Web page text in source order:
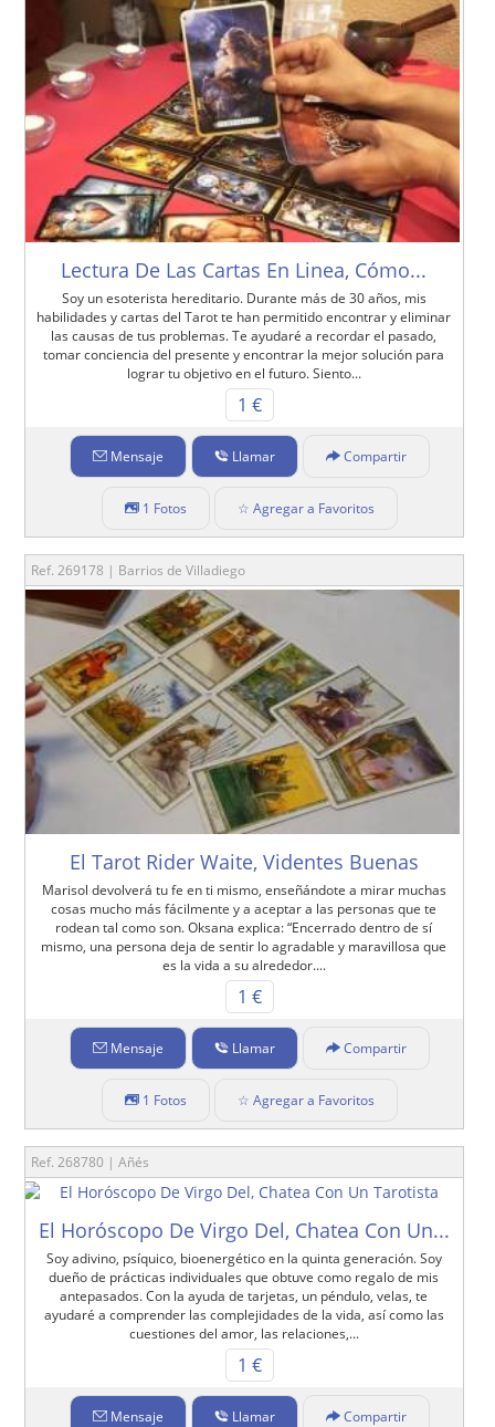
Lectura De Las Cartas En Linea, Cómo...
Soy un esoterista hereditario. Durante más de 30 años, mis
habilidades y cartas del Tarot te han permitido encontrar y eliminar
las causas de tus problemas. Te ayudaré a recordar el pasado,
tomar conciencia del presente y encontrar la mejor solución para
lograr tu objetivo en el futuro. Siento...
1 €
Mensaje Llamar Compartir
1 Fotos ☆ Agregar a Favoritos
Ref. 269178 | Barrios de Villadiego
El Tarot Rider Waite, Videntes Buenas
Marisol devolverá tu fe en ti mismo, enseñándote a mirar muchas
cosas mucho más fácilmente y a aceptar a las personas que te
rodean tal como son. Oksana explica: “Encerrado dentro de sí
mismo, una persona deja de sentir lo agradable y maravillosa que
es la vida a su alrededor....
1 €
Mensaje Llamar Compartir
1 Fotos ☆ Agregar a Favoritos
Ref. 268780 | Añés
El Horóscopo De Virgo Del, Chatea Con Un...
Soy adivino, psíquico, bioenergético en la quinta generación. Soy
dueño de prácticas individuales que obtuve como regalo de mis
antepasados. Con la ayuda de tarjetas, un péndulo, velas, te
ayudaré a comprender las complejidades de la vida, así como las
cuestiones del amor, las relaciones,...
1 €
Mensaje Llamar Compartir